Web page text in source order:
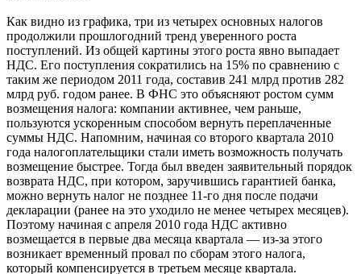
Как видно из графика, три из четырех основных налогов
продолжили прошлогодний тренд уверенного роста
поступлений. Из общей картины этого роста явно выпадает
НДС. Его поступления сократились на 15% по сравнению с
таким же периодом 2011 года, составив 241 млрд против 282
млрд руб. годом ранее. В ФНС это объясняют ростом сумм
возмещения налога: компании активнее, чем раньше,
пользуются ускоренным способом вернуть переплаченные
суммы НДС. Напомним, начиная со второго квартала 2010
года налогоплательщики стали иметь возможность получать
возмещение быстрее. Тогда был введен заявительный порядок
возврата НДС, при котором, заручившись гарантией банка,
можно вернуть налог не позднее 11-го дня после подачи
декларации (ранее на это уходило не менее четырех месяцев).
Поэтому начиная с апреля 2010 года НДС активно
возмещается в первые два месяца квартала — из-за этого
возникает временный провал по сборам этого налога,
который компенсируется в третьем месяце квартала.